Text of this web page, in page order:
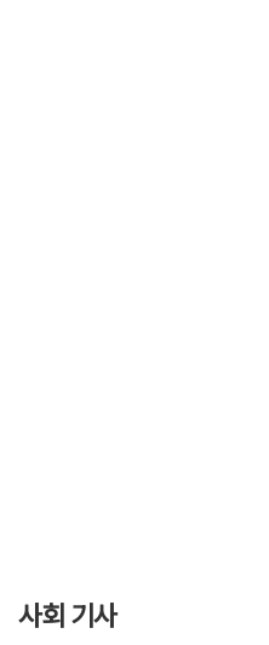
사회 기사